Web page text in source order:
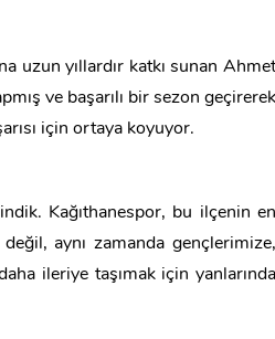
uzun yıllardır katkı sunan Ahmet
ve başarılı bir sezon geçirerek
için ortaya koyuyor.
Kağıthanespor, bu ilçenin en
aynı zamanda gençlerimize,
ileriye taşımak için yanlarında